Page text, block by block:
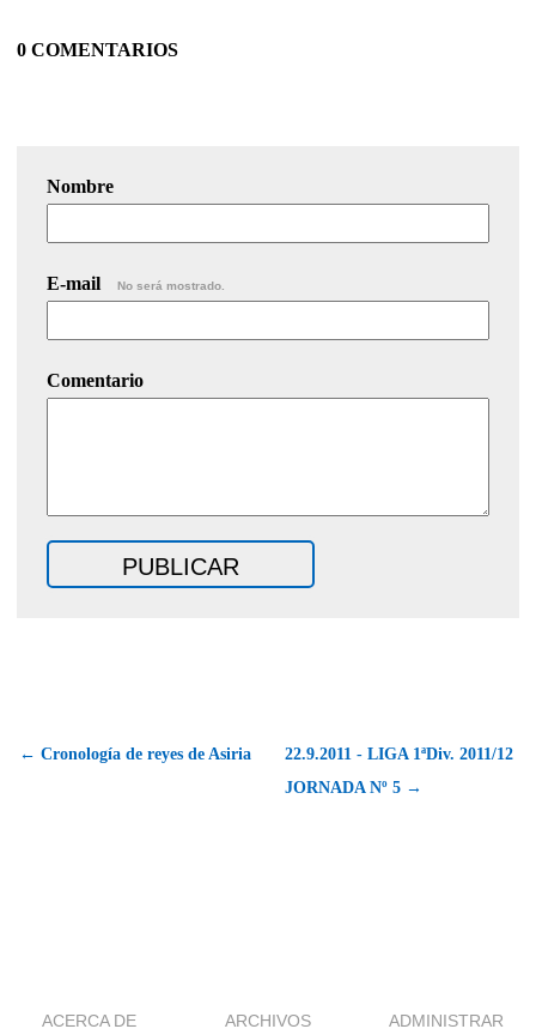
0 COMENTARIOS
Nombre
E-mail No será mostrado.
Comentario
← Cronología de reyes de Asiria
22.9.2011 - LIGA 1ªDiv. 2011/12
JORNADA Nº 5 →
ACERCA DE ARCHIVOS ADMINISTRAR